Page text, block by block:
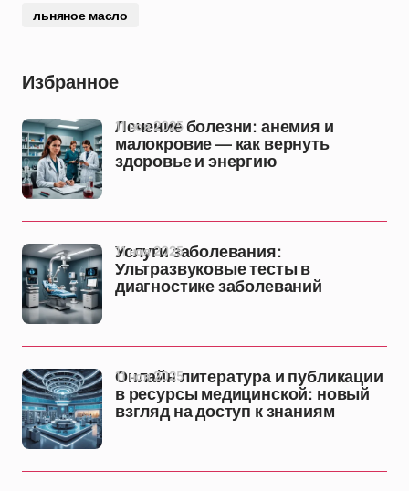
льняное масло
Избранное
Лечение болезни: анемия и
малокровие — как вернуть
здоровье и энергию
11 ноя 2025
Услуги заболевания:
Ультразвуковые тесты в
диагностике заболеваний
11 ноя 2025
Онлайн литература и публикации
в ресурсы медицинской: новый
взгляд на доступ к знаниям
11 ноя 2025